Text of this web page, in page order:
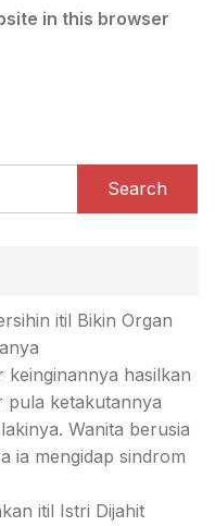
in this browser
Search
itil Bikin Organ
hasilkan
pula ketakutannya
Wanita berusia
ia mengidap sindrom
itil Istri Dijahit